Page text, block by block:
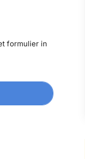
formulier in